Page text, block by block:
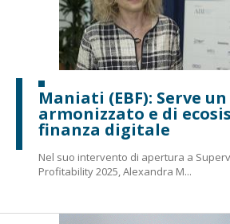
Maniati (EBF): Serve
armonizzato e di
finanza digitale
Nel suo intervento di apertura a
Profitability 2025, Alexandra M...